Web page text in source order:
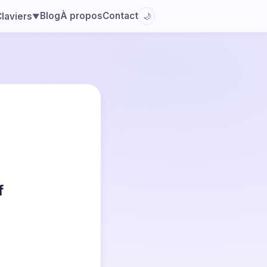
▼BlogÀ proposContact 🌙